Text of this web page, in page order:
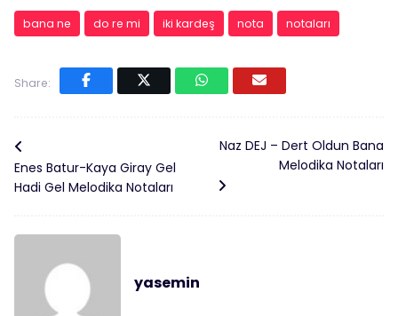
bana ne do re mi iki kardeş nota notaları
Share:
Enes Batur-Kaya Giray Gel
Hadi Gel Melodika Notaları
Naz DEJ – Dert Oldun Bana
Melodika Notaları
yasemin